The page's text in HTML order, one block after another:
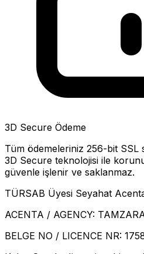
3D Secure Ödeme
Tüm ödemeleriniz 256-bit SSL
3D Secure teknolojisi ile
güvenle işlenir ve saklanmaz.
TÜRSAB Üyesi Seyahat
ACENTA / AGENCY:
BELGE NO / LICENCE NR: